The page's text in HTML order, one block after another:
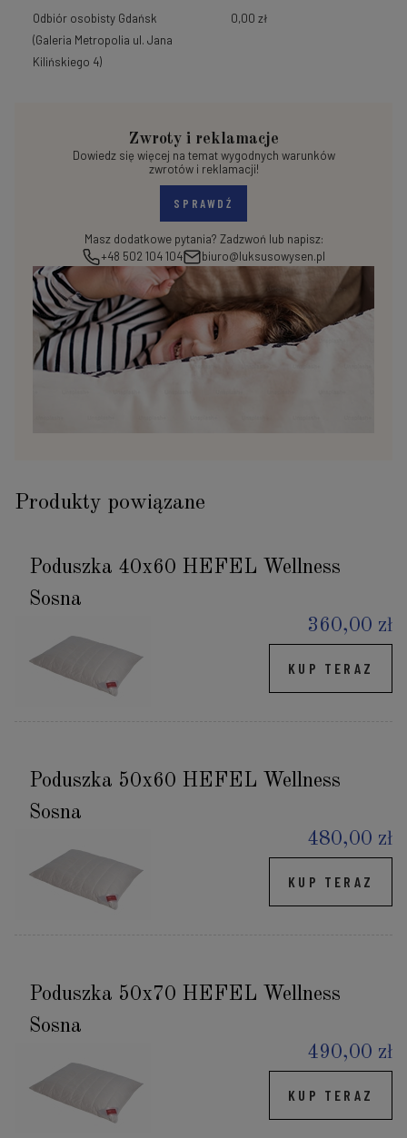
Odbiór osobisty Gdańsk
(Galeria Metropolia ul. Jana
Kilińskiego 4)
0,00 zł
Zwroty i reklamacje
Dowiedz się więcej na temat wygodnych warunków
zwrotów i reklamacji!
SPRAWDŹ
Masz dodatkowe pytania? Zadzwoń lub napisz:
+48 502 104 104
biuro@luksusowysen.pl
Produkty powiązane
Poduszka 40x60 HEFEL Wellness
Sosna
360,00 zł
KUP TERAZ
Poduszka 50x60 HEFEL Wellness
Sosna
480,00 zł
KUP TERAZ
Poduszka 50x70 HEFEL Wellness
Sosna
490,00 zł
KUP TERAZ